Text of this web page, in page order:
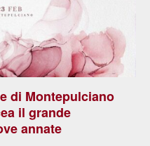
di Montepulciano
il grande
annate